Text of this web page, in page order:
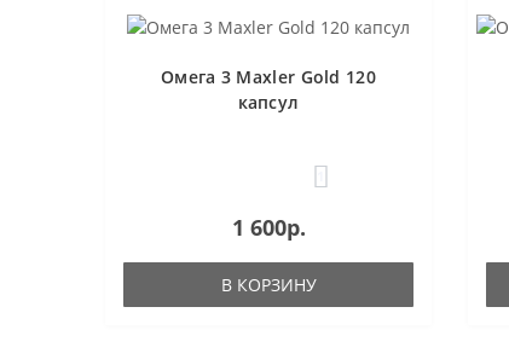
Омега 3 Maxler Gold 120
капсул
1 600р.
В КОРЗИНУ